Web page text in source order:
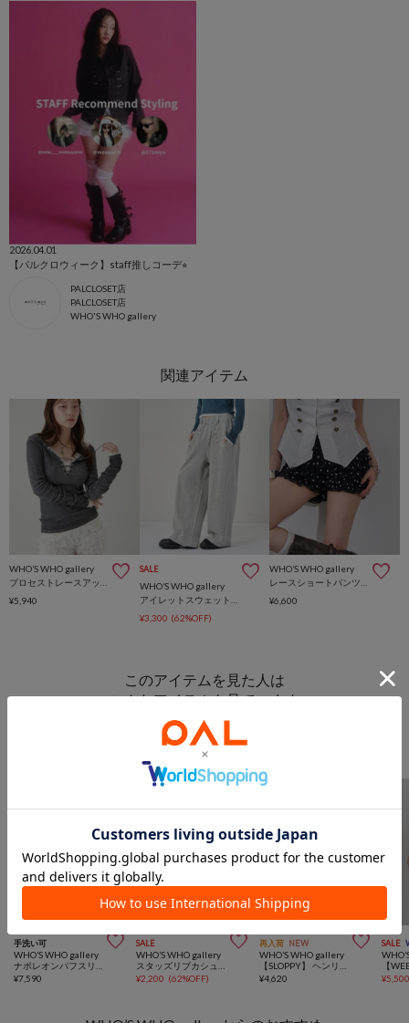
2026.04.01
【パルクロウィーク】staff推しコーデ⭐︎
PALCLOSET店
PALCLOSET店
WHO'S WHO gallery
WHO’S WHO gallery
¥5,940
SALE
WHO’S WHO gallery
¥3,300 (62%OFF)
WHO’S WHO gallery
¥6,600
このアイテムを見た人は
こんなアイテムも見ています
トップスからのおすすめ
手洗い可 
WHO’S WHO gallery
¥7,590
SALE 
WHO’S WHO gallery
¥2,200 (62%OFF)
再入荷 NEW 
WHO’S WHO gallery
¥4,620
SALE
¥